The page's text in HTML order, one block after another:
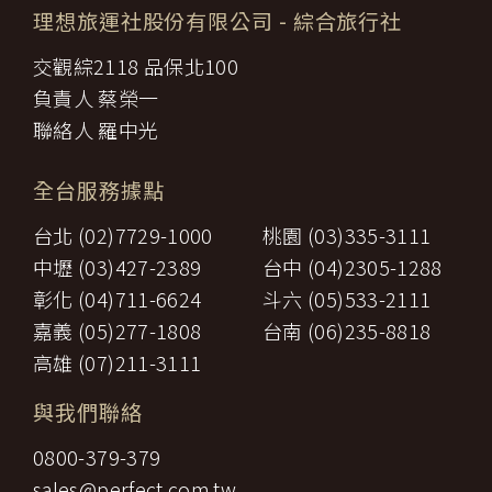
理想旅運社股份有限公司 - 綜合旅行社
交觀綜2118 品保北100
負責人 蔡榮一
聯絡人 羅中光
全台服務據點
台北 (02)7729-1000
桃園 (03)335-3111
中壢 (03)427-2389
台中 (04)2305-1288
彰化 (04)711-6624
斗六 (05)533-2111
嘉義 (05)277-1808
台南 (06)235-8818
高雄 (07)211-3111
與我們聯絡
0800-379-379